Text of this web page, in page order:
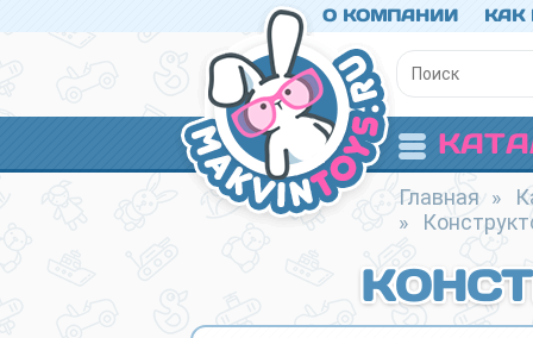
О КОМПАНИИ КАК
Главная »
»